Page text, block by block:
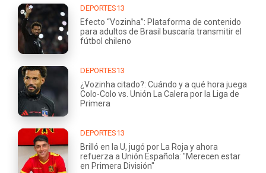
DEPORTES13
Efecto “Vozinha”: Plataforma de contenido
para adultos de Brasil buscaría transmitir el
fútbol chileno
DEPORTES13
¿Vozinha citado?: Cuándo y a qué hora juega
Colo-Colo vs. Unión La Calera por la Liga de
Primera
DEPORTES13
Brilló en la U, jugó por La Roja y ahora
refuerza a Unión Española: "Merecen estar
en Primera División"